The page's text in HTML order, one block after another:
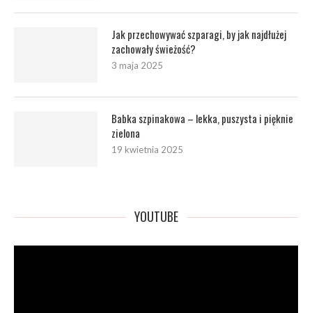
Jak przechowywać szparagi, by jak najdłużej
zachowały świeżość?
3 maja 2025
Babka szpinakowa – lekka, puszysta i pięknie
zielona
19 kwietnia 2025
YOUTUBE